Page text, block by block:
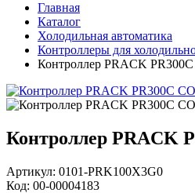
Главная
Каталог
Холодильная автоматика
Контроллеры для
Контроллер PRACK
Контроллер PRACK
Артикул: 0101-PRK100X3G0
Код: 00-00004183